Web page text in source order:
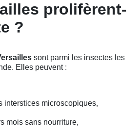
prolifèrent-
?
sont parmi les insectes les
Elles peuvent :
interstices microscopiques,
mois sans nourriture,